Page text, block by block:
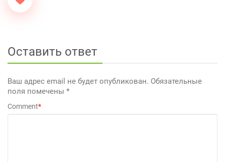
Оставить ответ
Ваш адрес email не будет опубликован. Обязательные
поля помечены *
Comment*